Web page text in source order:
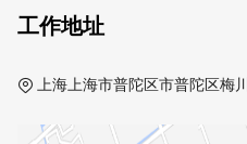
工作地址
上海上海市普陀区市普陀区梅